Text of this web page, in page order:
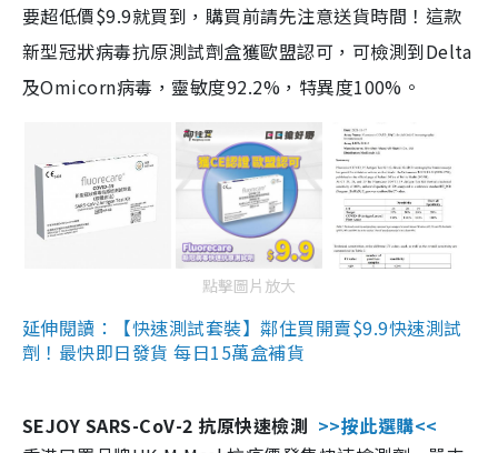
要超低價$9.9就買到，購買前請先注意送貨時間！這款
新型冠狀病毒抗原測試劑盒獲歐盟認可，可檢測到Delta
及Omicorn病毒，靈敏度92.2%，特異度100%。
點擊圖片放大
延伸閱讀：【快速測試套裝】鄰住買開賣$9.9快速測試
劑！最快即日發貨 每日15萬盒補貨
SEJOY SARS-CoV-2 抗原快速檢測 >>按此選購<<